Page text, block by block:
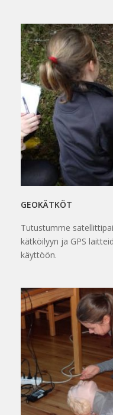
GEOKÄTKÖT
Tutustumme
kätköilyyn ja GPS
käyttöön.